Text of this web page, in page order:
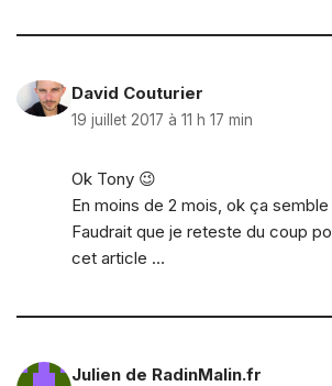
David Couturier
19 juillet 2017 à 11 h 17 min
Ok Tony 😉
En moins de 2 mois, ok ça semble
Faudrait que je reteste du coup
cet article …
Julien de RadinMalin.fr